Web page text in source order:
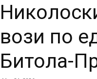
вози по
Битола-